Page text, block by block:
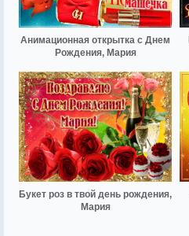
Анимационная открытка с Днем
Рождения, Мария
Букет роз в твой день рождения,
Мария